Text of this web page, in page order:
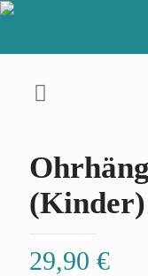
(Kinder)
29,90 €